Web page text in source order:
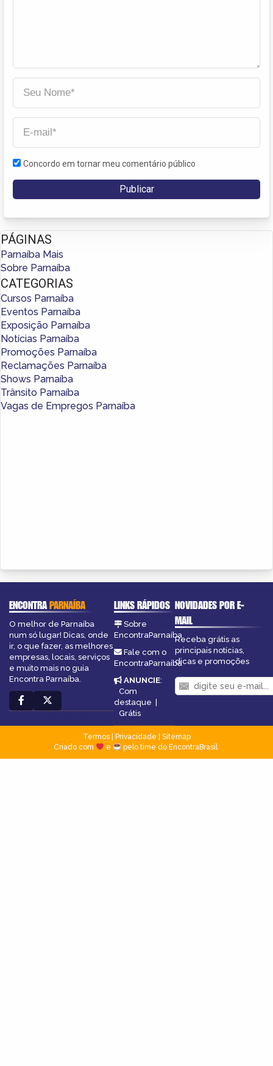
Concordo em tornar meu comentário público
PÁGINAS
Parnaíba Mais
Sobre Parnaíba
CATEGORIAS
Cursos Parnaíba
Eventos Parnaíba
Exposição Parnaíba
Notícias Parnaíba
Promoções Parnaíba
Reclamações Parnaíba
Shows Parnaíba
Trânsito Parnaíba
Vagas de Empregos Parnaíba
ENCONTRAPARNAÍBA
O melhor de Parnaíba
num só lugar! Dicas, onde
ir, o que fazer, as melhores
empresas, locais, serviços
e muito mais no guia
Encontra Parnaíba.
LINKS RÁPIDOS
Sobre
EncontraParnaíba
Fale com o
EncontraParnaíba
ANUNCIE:
Com
destaque
Grátis
NOVIDADES POR E-
MAIL
Receba grátis as
principais notícias,
dicas e promoções
Termos| Privacidade
Sitemap
Criado com
e pelo time do EncontraBrasil